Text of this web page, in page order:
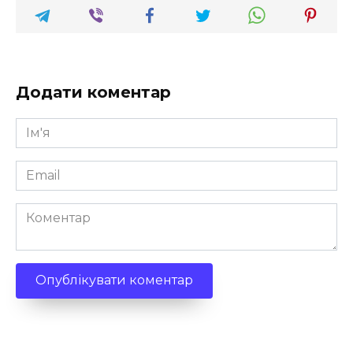
Додати коментар
Ім'я
*
Email
*
Коментар